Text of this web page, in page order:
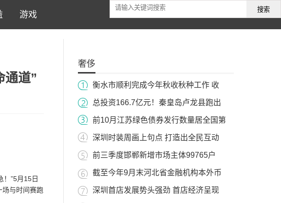
游戏
搜索
通道”
”5月15日
与时间赛跑
奢侈
衡水市顺利完成今年秋收秋种工作 收
总投资166.7亿元！秦皇岛卢龙县跑出
前10月江苏绿色债券发行数量居全国第
深圳时装周画上句点 打造出全民互动
前三季度邯郸新增市场主体99765户
截至今年9月末河北省金融机构本外币
深圳首店发展势头强劲 首店经济呈现